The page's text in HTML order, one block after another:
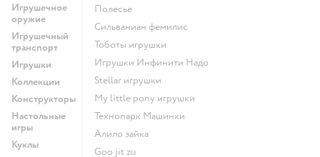
Игрушечное
оружие
Игрушечный
транспорт
Игрушки
Коллекции
Конструкторы
Настольные
игры
Куклы
Полесье
Сильваниан фемилис
Тоботы игрушки
Игрушки Инфинити Надо
Stellar игрушки
my little pony игрушки
Технопарк Машинки
Алило зайка
Goo jit zu